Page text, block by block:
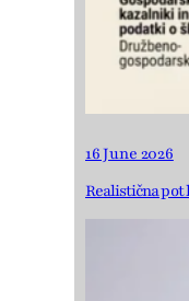
16 June 2026
Realistična